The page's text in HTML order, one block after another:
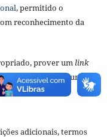
, permitido o
reconhecimento da
prover um link
mas de nenhuma
reutilizador ou a
adicionais, termos